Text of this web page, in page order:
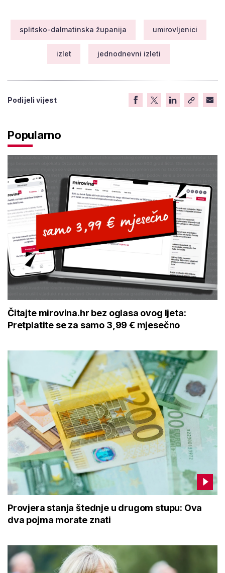
splitsko-dalmatinska županija umirovljenici
izlet jednodnevni izleti
Podijeli vijest
Popularno
Čitajte mirovina.hr bez oglasa ovog ljeta:
Pretplatite se za samo 3,99 € mjesečno
Provjera stanja štednje u drugom stupu: Ova
dva pojma morate znati